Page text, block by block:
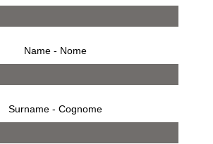
Name - Nome
Surname - Cognome